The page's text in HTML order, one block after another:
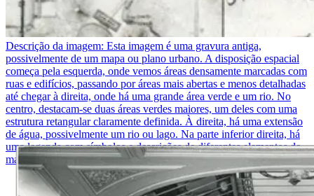
Descrição da imagem: Esta imagem é uma gravura antiga,
possivelmente de um mapa ou plano urbano. A disposição espacial
começa pela esquerda, onde vemos áreas densamente marcadas com
ruas e edifícios, passando por áreas mais abertas e menos detalhadas
até chegar à direita, onde há uma grande área verde e um rio. No
centro, destacam-se duas áreas verdes maiores, um deles com uma
estrutura retangular claramente definida. À direita, há uma extensão
de água, possivelmente um rio ou lago. Na parte inferior direita, há
uma legenda com símbolos e descrições de diferentes elementos do
mapa.